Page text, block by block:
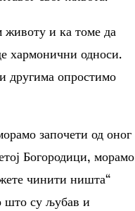
животу и ка томе да
хармонични односи.
другима опростимо
започети од оног
Богородици, морамо
чинити ништа“
што су љубав и